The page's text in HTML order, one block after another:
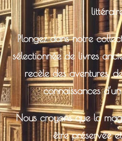
Plongez dans notre
sélectionnée de livres
recèle des aventures,
connaissances
Nous croyons que la
être préservée